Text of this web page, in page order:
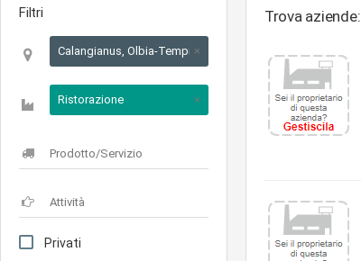
Filtri
Calangianus, Olbia-Tempio, Sardegna
×
Ristorazione ×
Privati
Trova aziende: